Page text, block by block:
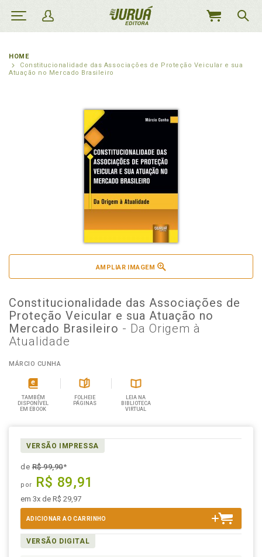
MEU
HOME
Constitucionalidade das Associações de Proteção Veicular e sua
Atuação no Mercado Brasileiro
AMPLIAR IMAGEM
Constitucionalidade das Associações de
Proteção Veicular e sua Atuação no
Mercado Brasileiro - Da Origem à
Atualidade
MÁRCIO CUNHA
TAMBÉM
DISPONÍVEL
EM EBOOK
FOLHEIE
PÁGINAS
LEIA NA
BIBLIOTECA
VIRTUAL
VERSÃO IMPRESSA
deR$ 99,90*
por R$ 89,91
em 3x de R$ 29,97
ADICIONAR AO CARRINHO
VERSÃO DIGITAL